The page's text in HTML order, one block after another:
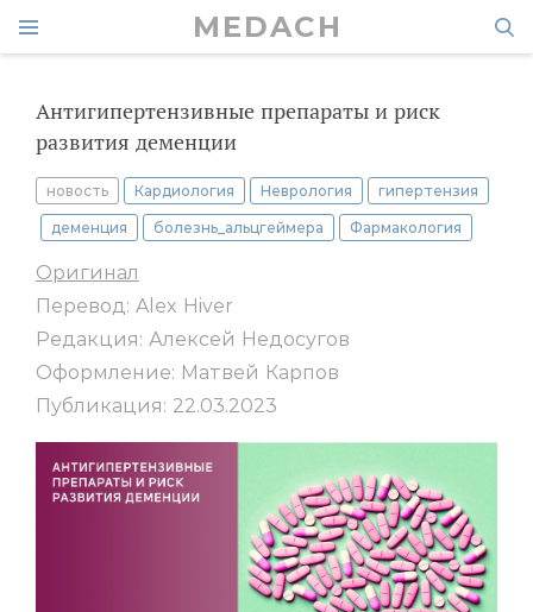
MEDACH
Антигипертензивные препараты и риск
развития деменции
новость Кардиология Неврология гипертензия
деменция болезнь_альцгеймера Фармакология
Оригинал
Перевод: Alex Hiver
Редакция: Алексей Недосугов
Оформление: Матвей Карпов
Публикация: 22.03.2023